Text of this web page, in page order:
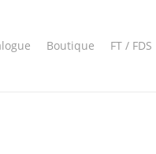
Boutique FT / FDS